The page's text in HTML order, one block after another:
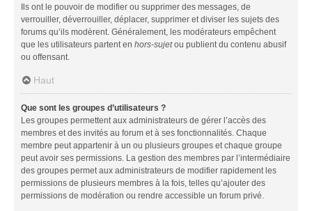
Ils ont le pouvoir de modifier ou supprimer des messages, de
verrouiller, déverrouiller, déplacer, supprimer et diviser les sujets des
forums qu’ils modèrent. Généralement, les modérateurs empêchent
que les utilisateurs partent en hors-sujetou publient du contenu abusif
ou offensant.
Haut
Que sont les groupes d’utilisateurs ?
Les groupes permettent aux administrateurs de gérer l’accès des
membres et des invités au forum et à ses fonctionnalités. Chaque
membre peut appartenir à un ou plusieurs groupes et chaque groupe
peut avoir ses permissions. La gestion des membres par l’intermédiaire
des groupes permet aux administrateurs de modifier rapidement les
permissions de plusieurs membres à la fois, telles qu’ajouter des
permissions de modération ou rendre accessible un forum privé.